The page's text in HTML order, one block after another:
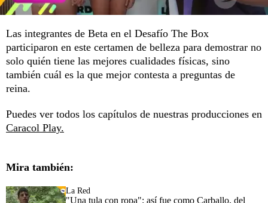
Las integrantes de Beta en el Desafío The Box
participaron en este certamen de belleza para demostrar no
solo quién tiene las mejores cualidades físicas, sino
también cuál es la que mejor contesta a preguntas de
reina.
Puedes ver todos los capítulos de nuestras producciones en
Caracol Play.
Mira también:
La Red
"Una tula con ropa": así fue como Carballo, del